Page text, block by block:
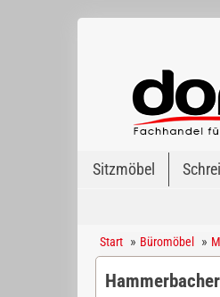
Sitzmöbel
Start » Büromöbel »